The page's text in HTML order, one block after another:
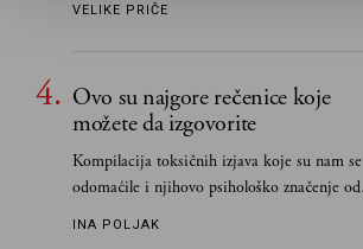
VELIKE PRIČE
Ovo su najgore rečenice koje
možete da izgovorite
Kompilacija toksičnih izjava koje su nam se
odomaćile i njihovo psihološko značenje od
INA POLJAK